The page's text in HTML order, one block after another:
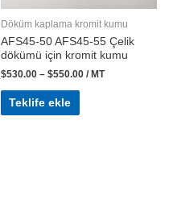
Döküm kaplama kromit kumu
AFS45-50 AFS45-55 Çelik
dökümü için kromit kumu
$530.00 – $550.00 / MT
Teklife ekle